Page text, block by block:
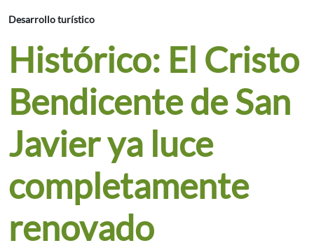
Desarrollo turístico
Histórico: El Cristo
Bendicente de San
Javier ya luce
completamente
renovado